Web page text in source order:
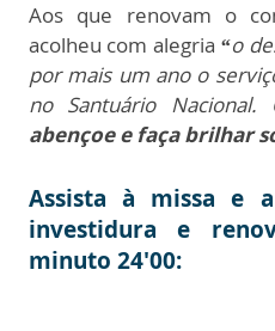
Aos que renovam o
acolheu com alegria “o
por mais um ano o
no Santuário Nacional.
abençoe e faça brilhar
Assista à missa e
investidura e
minuto 24'00: